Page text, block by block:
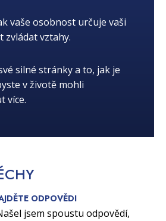
vaše osobnost určuje vaši
zvládat vztahy.
silné stránky a to, jak je
v životě mohli
více.
ODPOVĚDI
jsem spoustu odpovědí,